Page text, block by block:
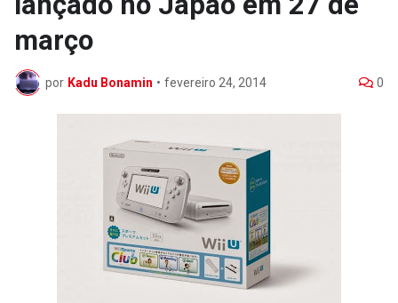
março
por Kadu Bonamin • fevereiro 24, 2014 0